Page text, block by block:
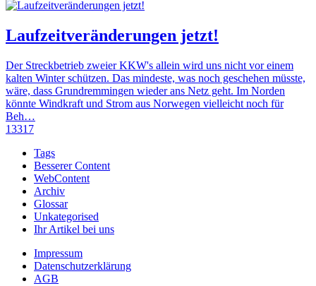
Laufzeitveränderungen jetzt!
Der Streckbetrieb zweier KKW's allein wird uns nicht vor einem
kalten Winter schützen. Das mindeste, was noch geschehen müsste,
wäre, dass Grundremmingen wieder ans Netz geht. Im Norden
könnte Windkraft und Strom aus Norwegen vielleicht noch für
Beh…
13317
Tags
Besserer Content
WebContent
Archiv
Glossar
Unkategorised
Ihr Artikel bei uns
Impressum
Datenschutzerklärung
AGB